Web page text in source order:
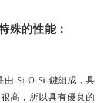
殊的性能：
由-Si-O-Si-鍵組成，具
高，所以具有優良的